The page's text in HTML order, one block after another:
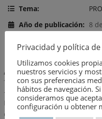
Tema:
Año de publicación: 8
Descripción:
-Funcionarios de la
Funcionarios de la
dependientes de los
Privacidad y política
Utilizamos cookies
nuestros servicios y
con sus preferencias
hábitos de navegación.
consideramos que
configuración u obtener